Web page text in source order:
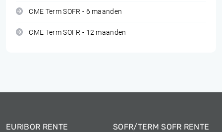
CME Term SOFR - 6 maanden
CME Term SOFR - 12 maanden
EURIBOR RENTE SOFR/TERM SOFR RENTE